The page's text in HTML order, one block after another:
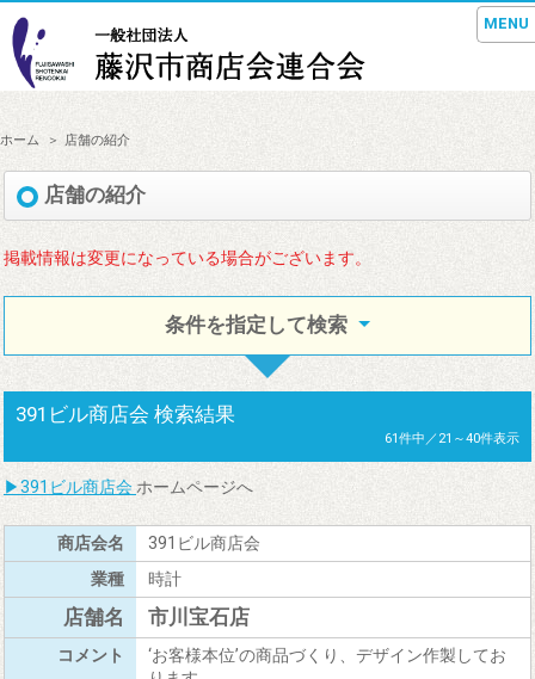
MENU
ホーム 店舗の紹介
店舗の紹介
掲載情報は変更になっている場合がございます。
条件を指定して検索
391ビル商店会 検索結果
61件中／21～40件表示
▶391ビル商店会ホームページへ
391ビル商店会
時計
市川宝石店
‘お客様本位’の商品づくり、デザイン作製してお